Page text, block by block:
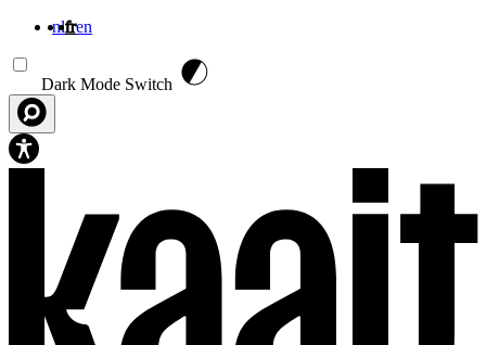
nlfren
Dark Mode Switch